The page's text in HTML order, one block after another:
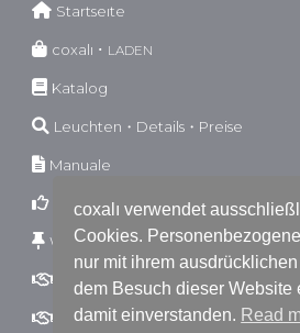
Startseıte
coxalı ･ LADEN
Katalog
Leuchten・Details・Preise
Manuale
Garantıebestımmungen
Wıderrufsbestımmungen
AGB B2C
AGB B2B
coxalı verwendet
Cookies.
nur mit ihrem
dem Besuch dieser Website
damit einverstanden. Read